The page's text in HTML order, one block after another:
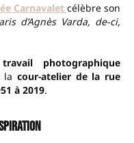
Carnavalet célèbre son
d’Agnès Varda, de-ci,
travail photographique
la cour-atelier de la rue
à 2019.